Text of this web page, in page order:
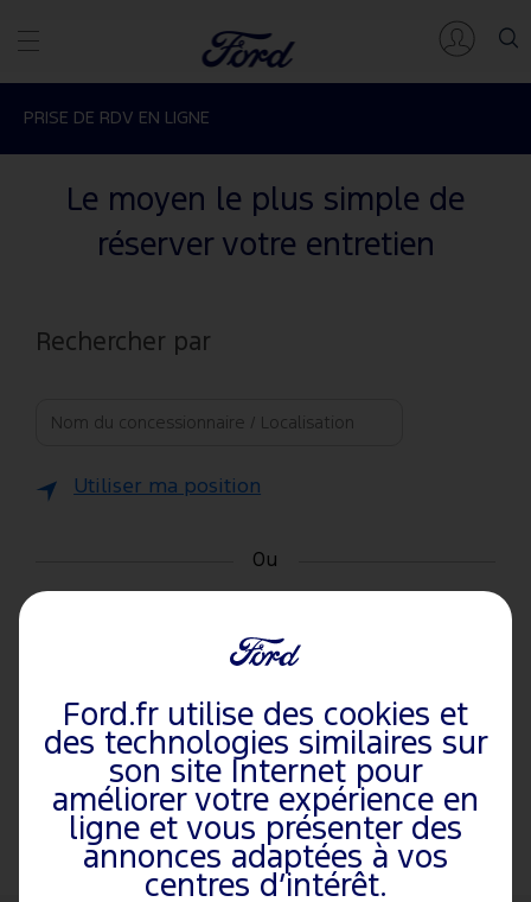
PRISE DE RDV EN LIGNE
Le moyen le plus simple de
réserver votre entretien
Rechercher par
Utiliser ma position
Ou
Se connecter / S'inscrire
Informations sur le véhicule
Concessionnaire préféré
Rendez-vous en quelques clics
Ford.fr utilise des cookies et
des technologies similaires sur
son site Internet pour
améliorer votre expérience en
ligne et vous présenter des
annonces adaptées à vos
centres d’intérêt.